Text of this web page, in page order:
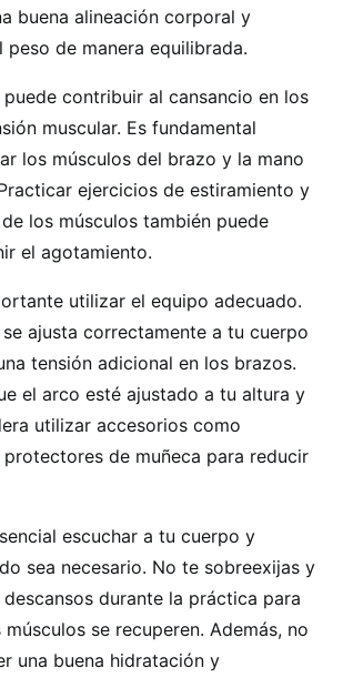
buena alineación corporal y
de manera equilibrada.
contribuir al cansancio en los
muscular. Es fundamental
los músculos del brazo y la mano
ejercicios de estiramiento y
los músculos también puede
el agotamiento.
utilizar el equipo adecuado.
ajusta correctamente a tu cuerpo
tensión adicional en los brazos.
el arco esté ajustado a tu altura y
utilizar accesorios como
de muñeca para reducir
escuchar a tu cuerpo y
sea necesario. No te sobreexijas y
durante la práctica para
se recuperen. Además, no
una buena hidratación y